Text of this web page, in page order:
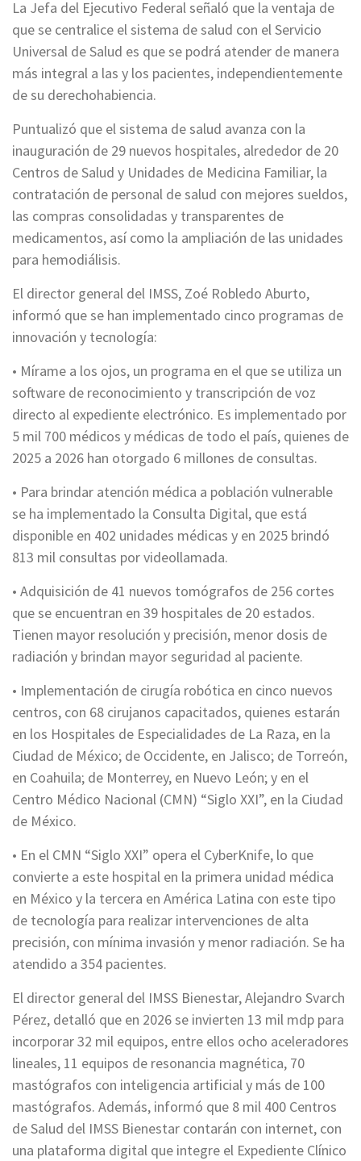
La Jefa del Ejecutivo Federal señaló que la ventaja de
que se centralice el sistema de salud con el Servicio
Universal de Salud es que se podrá atender de manera
más integral a las y los pacientes, independientemente
de su derechohabiencia.
Puntualizó que el sistema de salud avanza con la
inauguración de 29 nuevos hospitales, alrededor de 20
Centros de Salud y Unidades de Medicina Familiar, la
contratación de personal de salud con mejores sueldos,
las compras consolidadas y transparentes de
medicamentos, así como la ampliación de las unidades
para hemodiálisis.
El director general del IMSS, Zoé Robledo Aburto,
informó que se han implementado cinco programas de
innovación y tecnología:
• Mírame a los ojos, un programa en el que se utiliza un
software de reconocimiento y transcripción de voz
directo al expediente electrónico. Es implementado por
5 mil 700 médicos y médicas de todo el país, quienes de
2025 a 2026 han otorgado 6 millones de consultas.
• Para brindar atención médica a población vulnerable
se ha implementado la Consulta Digital, que está
disponible en 402 unidades médicas y en 2025 brindó
813 mil consultas por videollamada.
• Adquisición de 41 nuevos tomógrafos de 256 cortes
que se encuentran en 39 hospitales de 20 estados.
Tienen mayor resolución y precisión, menor dosis de
radiación y brindan mayor seguridad al paciente.
• Implementación de cirugía robótica en cinco nuevos
centros, con 68 cirujanos capacitados, quienes estarán
en los Hospitales de Especialidades de La Raza, en la
Ciudad de México; de Occidente, en Jalisco; de Torreón,
en Coahuila; de Monterrey, en Nuevo León; y en el
Centro Médico Nacional (CMN) “Siglo XXI”, en la Ciudad
de México.
• En el CMN “Siglo XXI” opera el CyberKnife, lo que
convierte a este hospital en la primera unidad médica
en México y la tercera en América Latina con este tipo
de tecnología para realizar intervenciones de alta
precisión, con mínima invasión y menor radiación. Se ha
atendido a 354 pacientes.
El director general del IMSS Bienestar, Alejandro Svarch
Pérez, detalló que en 2026 se invierten 13 mil mdp para
incorporar 32 mil equipos, entre ellos ocho aceleradores
lineales, 11 equipos de resonancia magnética, 70
mastógrafos con inteligencia artificial y más de 100
mastógrafos. Además, informó que 8 mil 400 Centros
de Salud del IMSS Bienestar contarán con internet, con
una plataforma digital que integre el Expediente Clínico